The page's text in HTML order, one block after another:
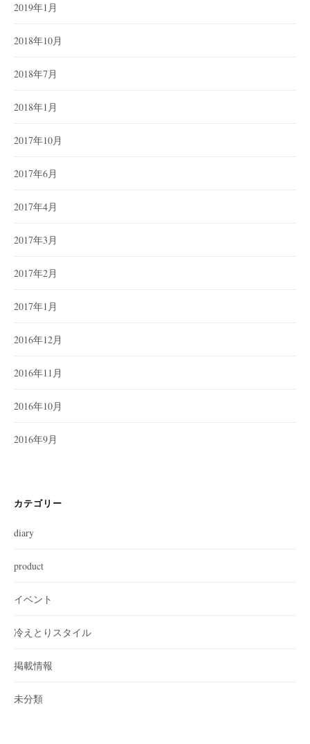
2019年1月
2018年10月
2018年7月
2018年1月
2017年10月
2017年6月
2017年4月
2017年3月
2017年2月
2017年1月
2016年12月
2016年11月
2016年10月
2016年9月
カテゴリー
diary
product
イベント
冷えとりスタイル
掲載情報
未分類